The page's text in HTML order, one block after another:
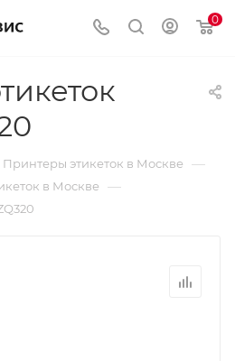
0
Принтеры этикеток в Москве —
в Москве —